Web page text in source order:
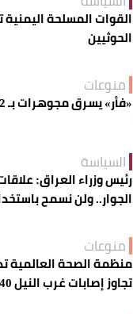
القوات المسلحة
الحوثيين
منوعات
«فأر» يسرق مجوهرات بـ 12 ألف دولار!
السياسة
رئيس وزراء العراق:
الجوار.. ولن نسمح
منوعات
منظمة الصحة العالمية
تجاوز إصابات غرب النيل 240 حالة